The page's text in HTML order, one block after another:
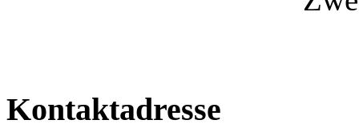
Kontaktadresse